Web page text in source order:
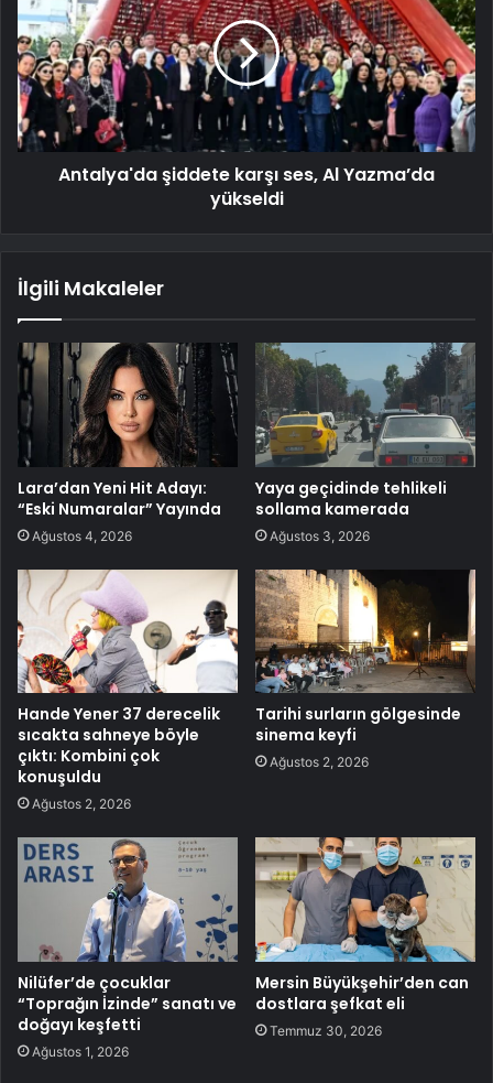
Antalya'da şiddete karşı ses, Al Yazma’da
yükseldi
İlgili Makaleler
Lara’dan Yeni Hit Adayı:
“Eski Numaralar” Yayında
Ağustos 4, 2026
Yaya geçidinde tehlikeli
sollama kamerada
Ağustos 3, 2026
Hande Yener 37 derecelik
sıcakta sahneye böyle
çıktı: Kombini çok
konuşuldu
Ağustos 2, 2026
Tarihi surların gölgesinde
sinema keyfi
Ağustos 2, 2026
Nilüfer’de çocuklar
“Toprağın İzinde” sanatı ve
doğayı keşfetti
Ağustos 1, 2026
Mersin Büyükşehir’den can
dostlara şefkat eli
Temmuz 30, 2026